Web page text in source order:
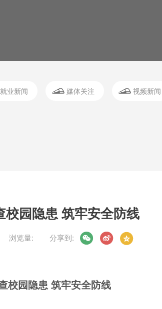
就业新闻 媒体关注 视频新闻
校园隐患 筑牢安全防线
浏览量: 分享到:
校园隐患 筑牢安全防线